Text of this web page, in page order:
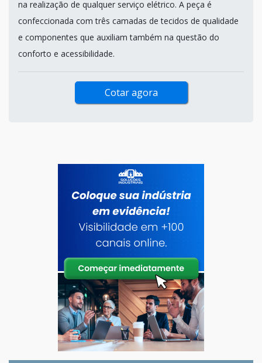
na realização de qualquer serviço elétrico. A peça é
confeccionada com três camadas de tecidos de qualidade
e componentes que auxiliam também na questão do
conforto e acessibilidade.
Cotar agora